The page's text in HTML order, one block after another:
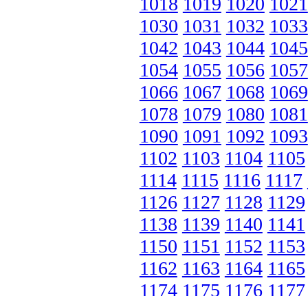
1030 1031 1032 1033
1042 1043 1044 1045
1054 1055 1056 1057
1066 1067 1068 1069
1078 1079 1080 1081
1090 1091 1092 1093
1102 1103 1104 1105
1114 1115 1116 1117
1126 1127 1128 1129
1138 1139 1140 1141
1150 1151 1152 1153
1162 1163 1164 1165
1174 1175 1176 1177